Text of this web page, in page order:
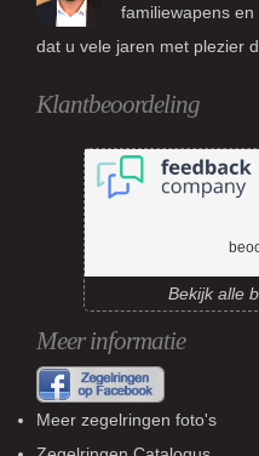
familiewapens
dat u vele jaren met plezier
Klantbeoordeling
Bekijk alle
Meer informatie
Meer zegelringen foto's